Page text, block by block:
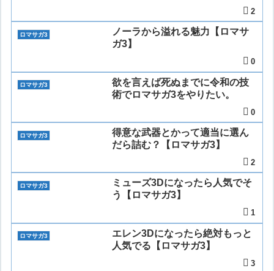
2
ロマサガ3
ノーラから溢れる魅力【ロマサ
ガ3】
0
ロマサガ3
欲を言えば死ぬまでに令和の技
術でロマサガ3をやりたい。
0
ロマサガ3
得意な武器とかって適当に選ん
だら詰む？【ロマサガ3】
2
ロマサガ3
ミューズ3Dになったら人気でそ
う【ロマサガ3】
1
ロマサガ3
エレン3Dになったら絶対もっと
人気でる【ロマサガ3】
3